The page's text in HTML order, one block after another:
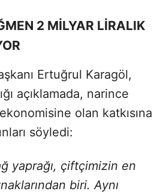
2 MİLYAR LİRALIK
Ertuğrul Karagöl,
açıklamada, narince
olan katkısına
söyledi:
yaprağı, çiftçimizin en
biri. Aynı